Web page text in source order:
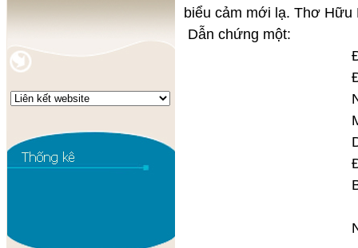
biểu cảm mới lạ. Thơ
Dẫn chứng một:
Đèo
Đèo
Núi cao
Mây trời Ai
Dặm về
Đá bia
Bên quán
Nhìn dốc